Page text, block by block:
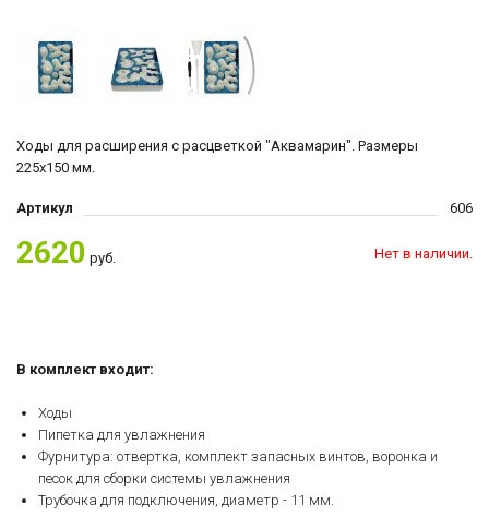
Ходы для расширения с расцветкой "Аквамарин". Размеры
225x150 мм.
Артикул 606
2620 руб. Нет в наличии.
В комплект входит:
Ходы
Пипетка для увлажнения
Фурнитура: отвертка, комплект запасных винтов, воронка и
песок для сборки системы увлажнения
Трубочка для подключения, диаметр - 11 мм.